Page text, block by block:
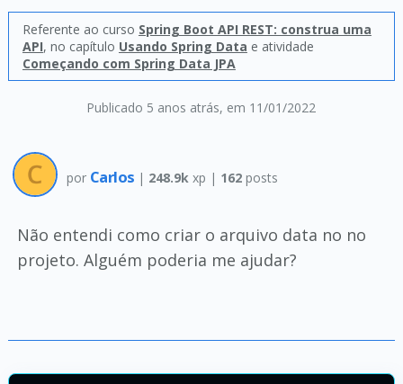
Publicado 5 anos atrás, em 11/01/2022
Referente ao curso Spring Boot API REST: construa uma
API, no capítulo Usando Spring Data e atividade
Começando com Spring Data JPA
por Carlos | 248.9k xp | 162posts
Não entendi como criar o arquivo data no no
projeto. Alguém poderia me ajudar?